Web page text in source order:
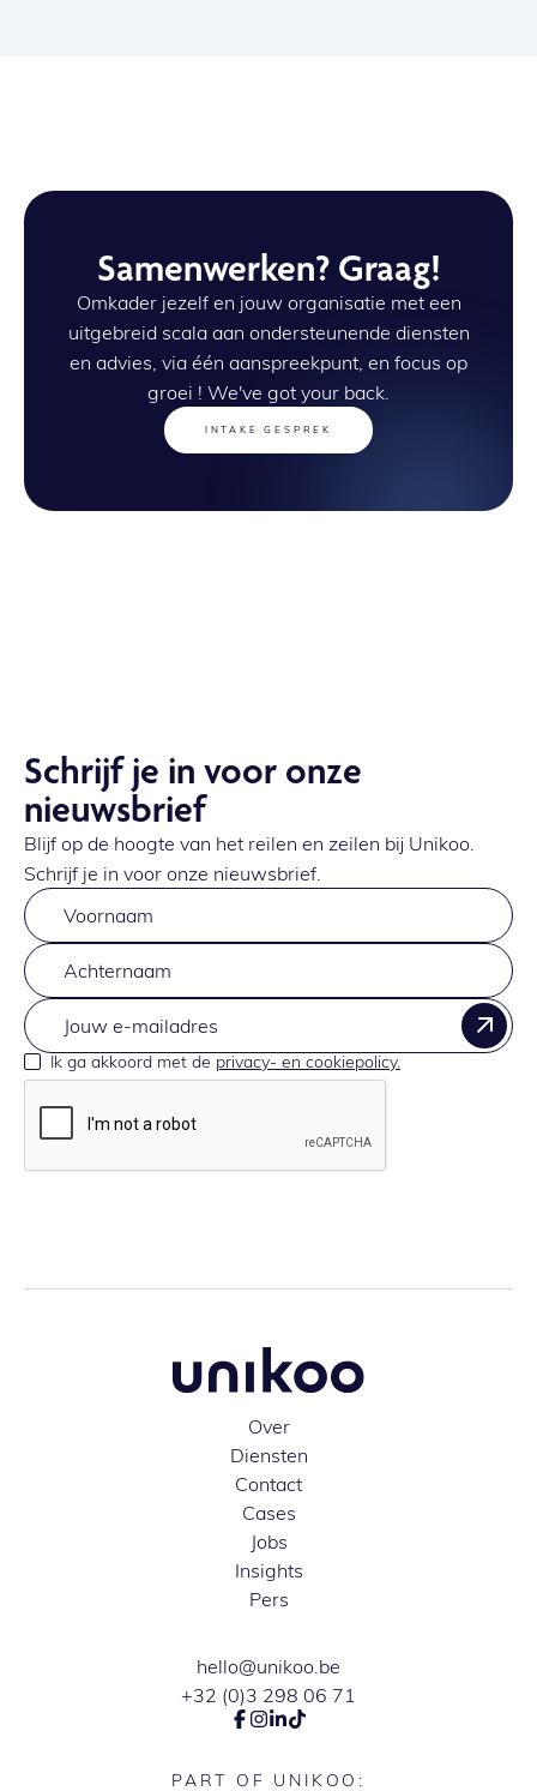
Samenwerken? Graag!
Omkader jezelf en jouw organisatie met een
uitgebreid scala aan ondersteunende diensten
en advies, via één aanspreekpunt, en focus op
groei ! We've got your back.
INTAKE GESPREK
Schrijf je in voor onze
nieuwsbrief
Blijf op de hoogte van het reilen en zeilen bij Unikoo.
Schrijf je in voor onze nieuwsbrief.
Ik ga akkoord met deprivacy- en cookiepolicy.
Over
Diensten
Contact
Cases
Jobs
Insights
Pers
hello@unikoo.be
+32 (0)3 298 06 71
PART OF UNIKOO: